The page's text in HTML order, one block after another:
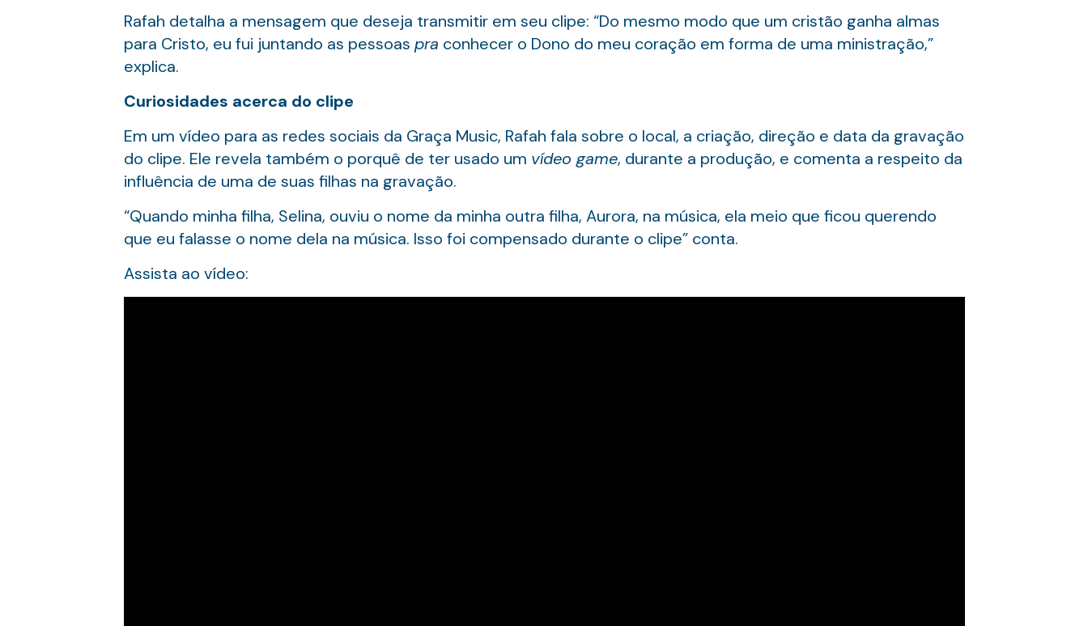
Rafah detalha a mensagem que deseja transmitir em seu clipe: “Do mesmo modo que um cristão ganha almas
para Cristo, eu fui juntando as pessoas pra conhecer o Dono do meu coração em forma de uma ministração,”
explica.
Curiosidades acerca do clipe
Em um vídeo para as redes sociais da Graça Music, Rafah fala sobre o local, a criação, direção e data da gravação
do clipe. Ele revela também o porquê de ter usado um vídeo game, durante a produção, e comenta a respeito da
influência de uma de suas filhas na gravação.
“Quando minha filha, Selina, ouviu o nome da minha outra filha, Aurora, na música, ela meio que ficou querendo
que eu falasse o nome dela na música. Isso foi compensado durante o clipe” conta.
Assista ao vídeo: